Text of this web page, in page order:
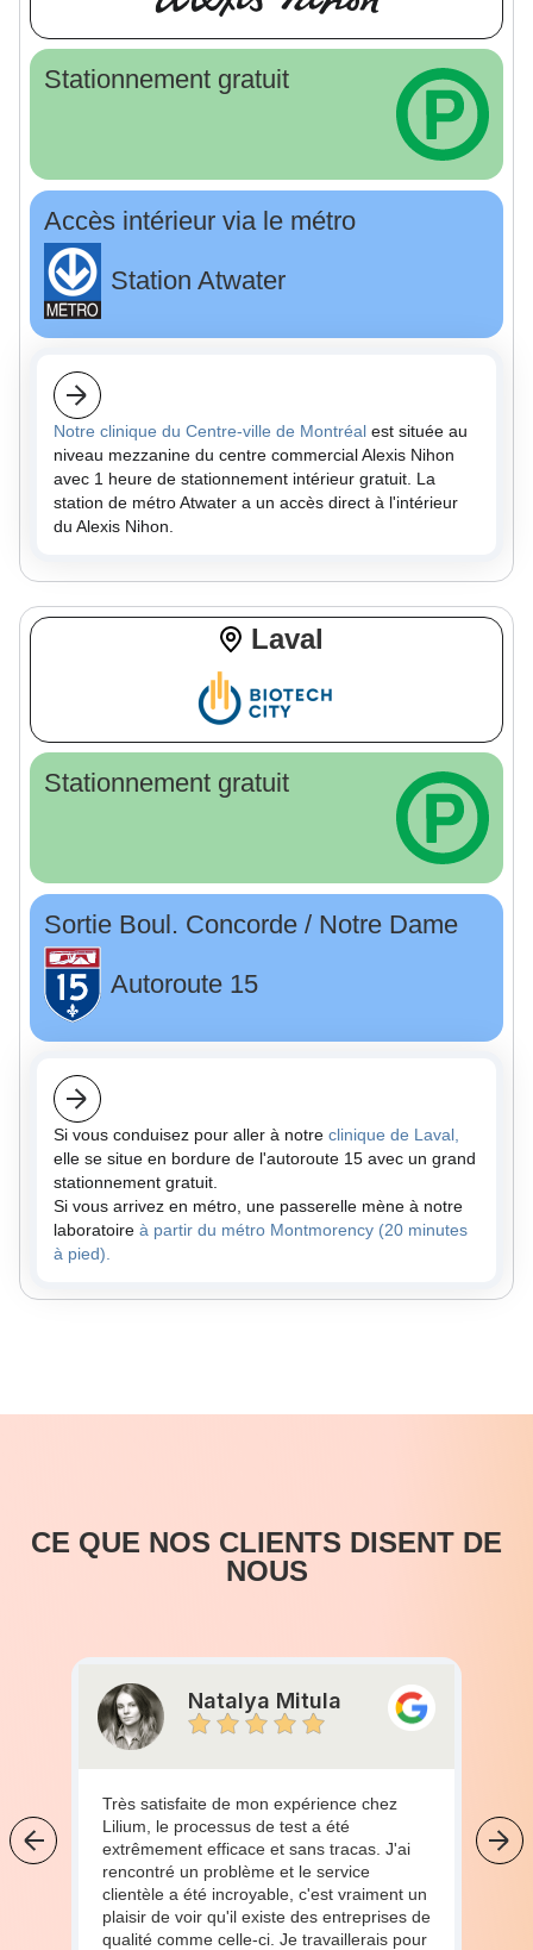
Stationnement gratuit
Accès intérieur via le métro
Station Atwater
Notre clinique du Centre-ville de Montréal est située au
niveau mezzanine du centre commercial Alexis Nihon
avec 1 heure de stationnement intérieur gratuit. La
station de métro Atwater a un accès direct à l'intérieur
du Alexis Nihon.
Laval
Stationnement gratuit
Sortie Boul. Concorde / Notre Dame
Autoroute 15
Si vous conduisez pour aller à notre clinique de Laval,
elle se situe en bordure de l'autoroute 15 avec un grand
stationnement gratuit.
Si vous arrivez en métro, une passerelle mène à notre
laboratoire à partir du métro Montmorency (20 minutes
à pied).
CE QUE NOS CLIENTS DISENT DE
NOUS
Natalya Mitula
Très satisfaite de mon expérience chez
Lilium, le processus de test a été
extrêmement efficace et sans tracas. J'ai
rencontré un problème et le service
clientèle a été incroyable, c'est vraiment un
plaisir de voir qu'il existe des entreprises de
qualité comme celle-ci. Je travaillerais pour